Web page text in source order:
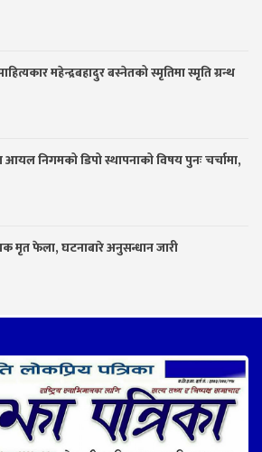
महेन्द्रबहादुर बस्नेतको स्मृतिमा स्मृति ग्रन्थ
आयल निगमको डिपो स्थापनाको विषय पुनः चर्चामा,
मृत फेला, घटनाबारे अनुसन्धान जारी